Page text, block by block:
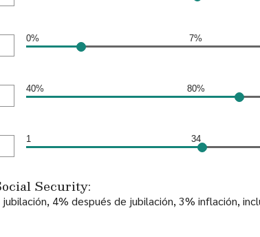
0% 7%
40% 80%
1 34
Security:
4% después de jubilación, 3% inflación,